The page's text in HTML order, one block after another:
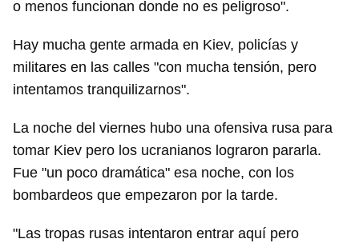
o menos funcionan donde no es peligroso".
Hay mucha gente armada en Kiev, policías y
militares en las calles "con mucha tensión, pero
intentamos tranquilizarnos".
La noche del viernes hubo una ofensiva rusa para
tomar Kiev pero los ucranianos lograron pararla.
Fue "un poco dramática" esa noche, con los
bombardeos que empezaron por la tarde.
"Las tropas rusas intentaron entrar aquí pero